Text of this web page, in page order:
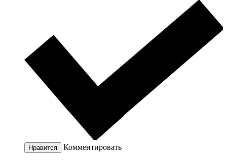
Нравится Комментировать